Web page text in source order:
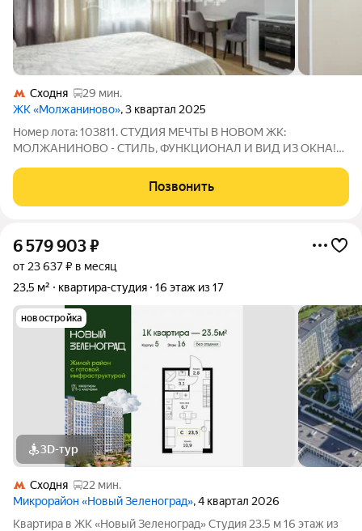
Сходня
29 мин.
ЖК «Молжаниново», 3 квартал 2025
Номер лота: 103811. СТУДИЯ МЕЧТЫ В НОВОМ ЖК:
МОЛЖАНИНОВО - СТИЛЬ, ФУНКЦИОНАЛ И ВИД ИЗ ОКНА!
жить в современном районе с развитой инфраструктурой, но
при этом просыпаться от пения птиц, а не от
Позвонить
6 579 903₽
от 23 637 ₽ в месяц
23,5 м²
квартира-студия 16 этаж из 17
новостройка
3D-тур
Сходня
22 мин.
Микрорайон «Новый Зеленоград», 4 квартал 2026
Квартира в ЖК «Новый Зеленоград» Студия 23.5 м 16 этаж из